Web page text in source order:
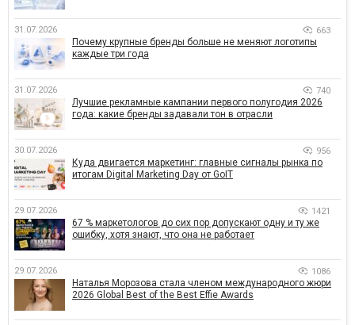
31.07.2026 663
Почему крупные бренды больше не меняют логотипы
каждые три года
31.07.2026 740
Лучшие рекламные кампании первого полугодия 2026
года: какие бренды задавали тон в отрасли
30.07.2026 956
Куда двигается маркетинг: главные сигналы рынка по
итогам Digital Marketing Day от GoIT
29.07.2026 1421
67 % маркетологов до сих пор допускают одну и ту же
ошибку, хотя знают, что она не работает
29.07.2026 1086
Наталья Морозова стала членом международного жюри
2026 Global Best of the Best Effie Awards